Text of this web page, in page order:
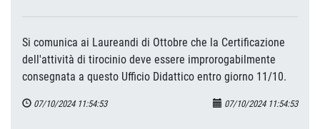
Si comunica ai Laureandi di Ottobre che la Certificazione
dell'attività di tirocinio deve essere improrogabilmente
consegnata a questo Ufficio Didattico entro giorno 11/10.
07/10/2024 11:54:53 07/10/2024 11:54:53